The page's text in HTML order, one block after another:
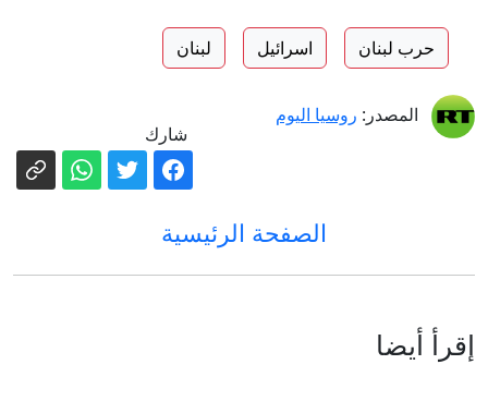
حرب لبنان اسرائيل لبنان
المصدر: روسيا اليوم
شارك
الصفحة الرئيسية
إقرأ أيضا